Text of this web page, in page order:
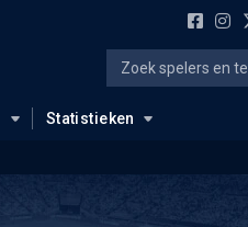
Statistieken